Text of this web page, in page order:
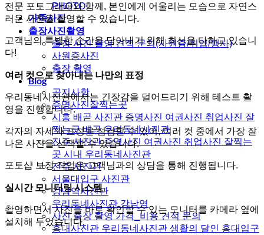
PHOTO
가족사진
출장사진촬영
출장 사진 촬영 견적 문의(사원증/취업/행사)
사원증사진
출장 촬영
Blog
공지사항
증명사진잘찍는곳
시흥 배곧 사진관 증명사진 여권사진 취업사진 잘
찍는곳 배곧 우리동네사진관
진주 사진관 증명사진 여권사진 취업사진 잘찍는
곳 시내 우리동네사진관
전주 사진관
서울대입구 사진관
강남역사진관
우리동네사진관 강남역
사진 출장 촬영 가격_비용 견적 문의
홍대사진관 우리동네사진관 생활의 달인 홍대입구
전문 포토그래퍼와 함께, 본인에게 어울리는 모습으로 자연스
러운 사진을 촬영할 수 있습니다.
고객님의 특별한 순간을 담아내기 위해 최선을 다하고 있습니
다!
여러 컷으로 찾아내는 나만의 표정
우리동네사진관에서는 긴장감을 덜어드리기 위해 테스트 촬
영을 진행합니다.
각자의 자세와 표정을 점검할 수 있어, 여러 컷 중에서 가장 잘
나온 사진을 선택할 수 있습니다.
포토샵 보정 작업은 고객님과의 상담을 통해 진행됩니다.
실시간 모니터링 시스템
촬영하면서 사진을 바로 확인할 수 있는 모니터를 카메라 옆에
설치해 두었습니다.